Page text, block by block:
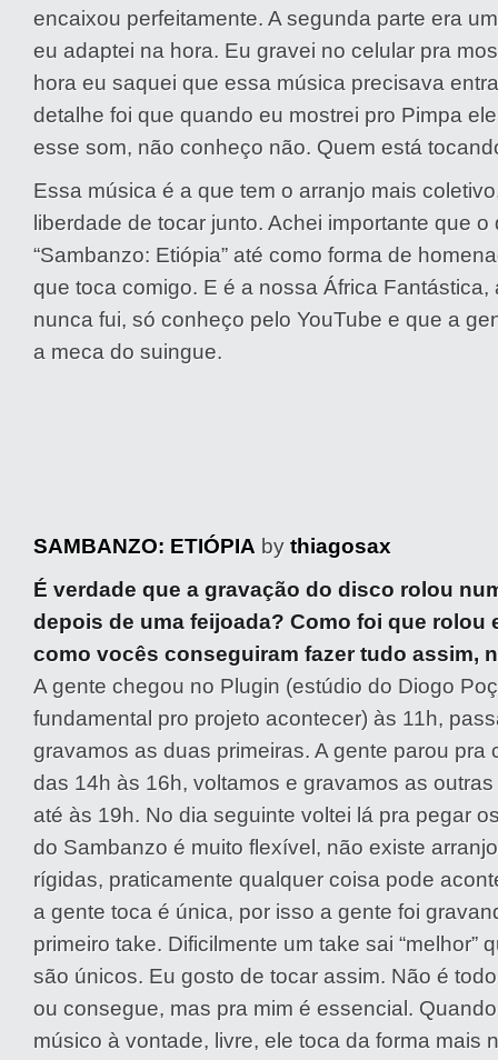
encaixou perfeitamente. A segunda parte era
eu adaptei na hora. Eu gravei no celular pra
hora eu saquei que essa música precisava
detalhe foi que quando eu mostrei pro Pimpa
esse som, não conheço não. Quem está
Essa música é a que tem o arranjo mais
liberdade de tocar junto. Achei importante que
“Sambanzo: Etiópia” até como forma de
que toca comigo. E é a nossa África Fantástica,
nunca fui, só conheço pelo YouTube e que a
a meca do suingue.
SAMBANZO: ETIÓPIA by thiagosax
É verdade que a gravação do disco rolou
depois de uma feijoada? Como foi que rolou
como vocês conseguiram fazer tudo assim,
A gente chegou no Plugin (estúdio do Diogo
fundamental pro projeto acontecer) às 11h,
gravamos as duas primeiras. A gente parou pra
das 14h às 16h, voltamos e gravamos as
até às 19h. No dia seguinte voltei lá pra pegar
do Sambanzo é muito flexível, não existe
rígidas, praticamente qualquer coisa pode
a gente toca é única, por isso a gente foi
primeiro take. Dificilmente um take sai “melhor”
são únicos. Eu gosto de tocar assim. Não é
ou consegue, mas pra mim é essencial.
músico à vontade, livre, ele toca da forma mais